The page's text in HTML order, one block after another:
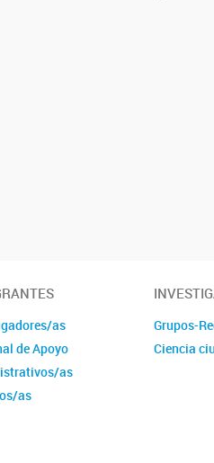
as
de Apoyo
as
as
Grupos-
Ciencia